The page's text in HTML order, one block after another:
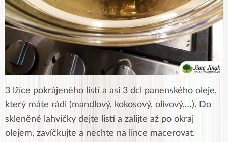
3 lžíce pokrájeného listí a asi 3 dcl panenského oleje,
který máte rádi (mandlový, kokosový, olivový,…). Do
skleněné lahvičky dejte listí a zalijte až po okraj
olejem, zavíčkujte a nechte na lince macerovat.